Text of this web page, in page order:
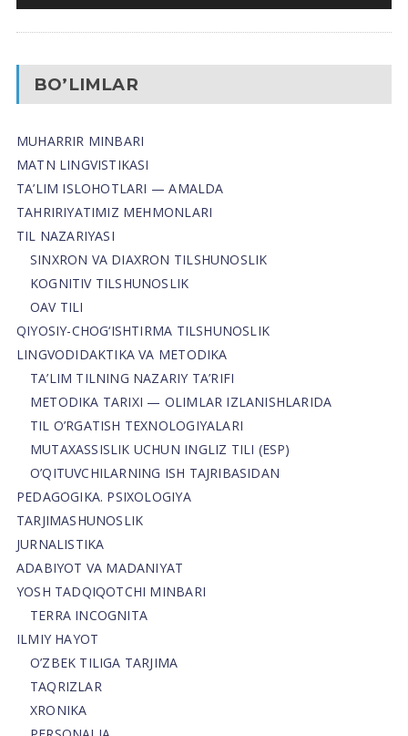
BO’LIMLAR
MUHARRIR MINBARI
MATN LINGVISTIKASI
TA’LIM ISLOHOTLARI — AMALDA
TAHRIRIYATIMIZ MEHMONLARI
TIL NAZARIYASI
SINXRON VA DIAXRON TILSHUNOSLIK
KOGNITIV TILSHUNOSLIK
OAV TILI
QIYOSIY-CHOG‘ISHTIRMA TILSHUNOSLIK
LINGVODIDAKTIKA VA METODIKA
TA’LIM TILNING NAZARIY TA’RIFI
METODIKA TARIXI — OLIMLAR IZLANISHLARIDA
TIL O’RGATISH TEXNOLOGIYALARI
MUTAXASSISLIK UCHUN INGLIZ TILI (ESP)
O’QITUVCHILARNING ISH TAJRIBASIDAN
PEDAGOGIKA. PSIXOLOGIYA
TARJIMASHUNOSLIK
JURNALISTIKA
ADABIYOT VA MADANIYAT
YOSH TADQIQOTCHI MINBARI
TERRA INCOGNITA
ILMIY HAYOT
O’ZBEK TILIGA TARJIMA
TAQRIZLAR
XRONIKA